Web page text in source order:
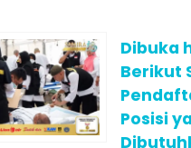
Dibuka
Berikut
Posisi